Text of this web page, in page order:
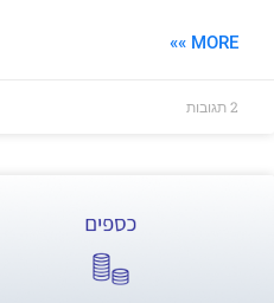
MORE »»
2 תגובות